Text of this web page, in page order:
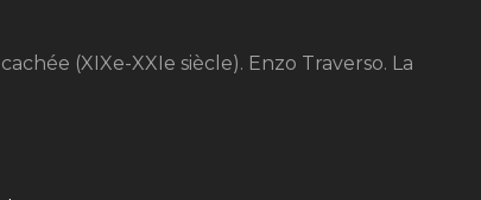
(XIXe-XXIe siècle). Enzo Traverso. La